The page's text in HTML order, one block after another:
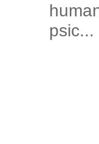
psic...